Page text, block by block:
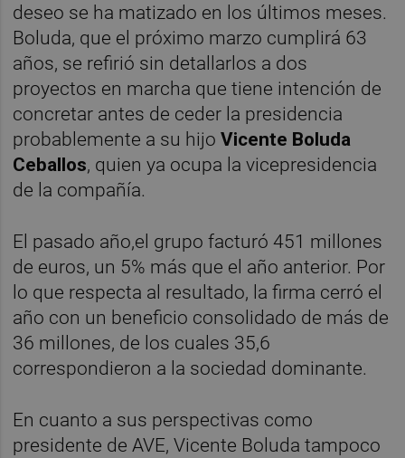
deseo se ha matizado en los últimos meses.
Boluda, que el próximo marzo cumplirá 63
años, se refirió sin detallarlos a dos
proyectos en marcha que tiene intención de
concretar antes de ceder la presidencia
probablemente a su hijoVicente Boluda
Ceballos, quien ya ocupa la vicepresidencia
de la compañía.
El pasado año,el grupo facturó 451 millones
de euros, un 5% más que el año anterior. Por
lo que respecta al resultado, la firma cerró el
año con un beneficio consolidado de más de
36 millones, de los cuales 35,6
correspondieron a la sociedad dominante.
En cuanto a sus perspectivas como
presidente de AVE, Vicente Boluda tampoco